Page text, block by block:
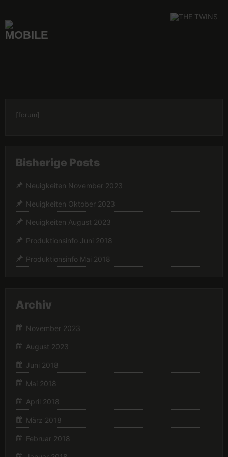
content
[forum]
Bisherige Posts
Neuigkeiten November 2023
Neuigkeiten Oktober 2023
Neuigkeiten August 2023
Produktionsinfo Juni 2018
Produktionsinfo Mai 2018
Archiv
November 2023
August 2023
Juni 2018
Mai 2018
April 2018
März 2018
Februar 2018